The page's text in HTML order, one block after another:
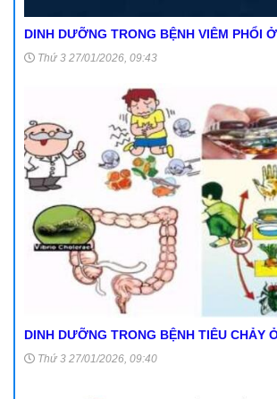
DINH DƯỠNG TRONG BỆNH VIÊM PHỔI
Thứ 3 27/01/2026, 09:43
DINH DƯỠNG TRONG BỆNH TIÊU CHẢY
Thứ 3 27/01/2026, 09:40